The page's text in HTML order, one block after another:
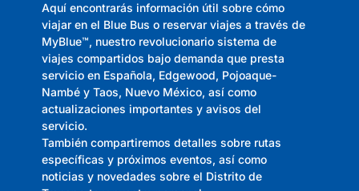
Aquí encontrarás información útil sobre cómo
viajar en el Blue Bus o reservar viajes a través de
MyBlue™, nuestro revolucionario sistema de
viajes compartidos bajo demanda que presta
servicio en Española, Edgewood, Pojoaque-
Nambé y Taos, Nuevo México, así como
actualizaciones importantes y avisos del
servicio.
También compartiremos detalles sobre rutas
específicas y próximos eventos, así como
noticias y novedades sobre el Distrito de